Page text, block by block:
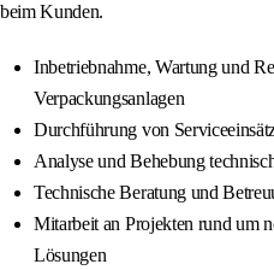
beim Kunden.
Inbetriebnahme, Wartung und
Verpackungsanlagen
Durchführung von
Analyse und Behebung
Technische Beratung und
Mitarbeit an Projekten rund um
Lösungen